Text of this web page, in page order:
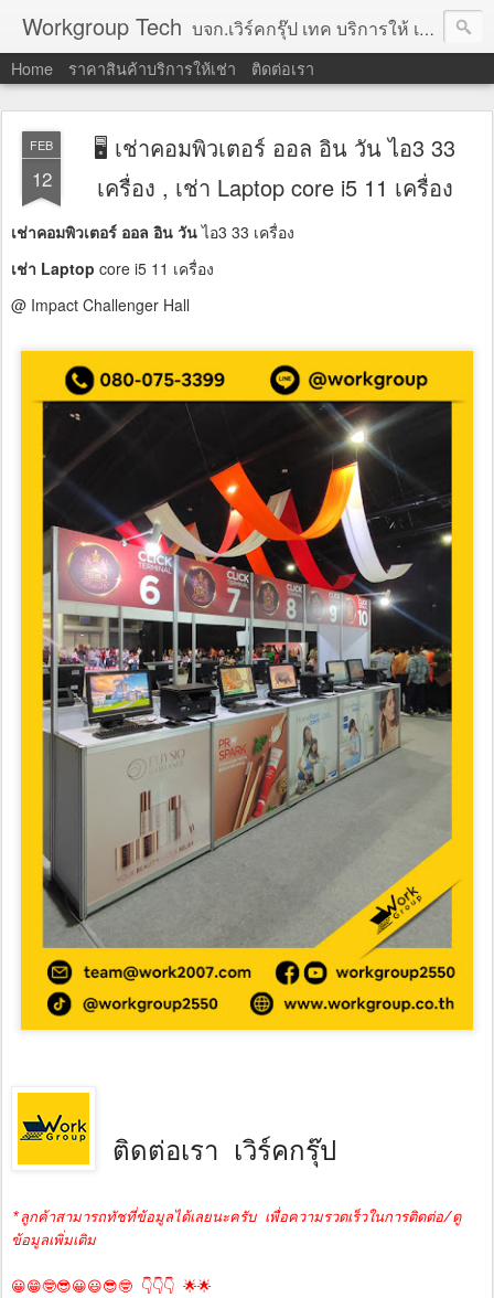
Workgroup Tech บจก.เวิร์คกรุ๊ป เทค บริการให้ เช่าคอมพิวเตอร์ โน้ตบุ๊ค โปรเจคเตอร์ ทีวีจอแบน จอทัชสกรีน ตู้คีออส วีดีโอวอล และอุปกรณ์อื่น ๆ บริการให้เช่าเป็น รายวัน
Home ราคาสินค้าบริการให้เช่า ติดต่อเรา
FEB
12
🖥 เช่าคอมพิวเตอร์ ออล อิน วัน ไอ3 33
เครื่อง , เช่า Laptop core i5 11 เครื่อง
เช่าคอมพิวเตอร์ ออล อิน วันไอ3 33 เครื่อง
เช่า Laptop core i5 11 เครื่อง
@ Impact Challenger Hall
ติดต่อเรา เวิร์คกรุ๊ป
*ลูกค้าสามารถทัชที่ข้อมูลได้เลยนะครับ เพื่อความรวดเร็วในการติดต่อ/ดู
ข้อมูลเพิ่มเติม
😀😁🤓😎😀😃😎🤓 👇👇👇 🌟🌟